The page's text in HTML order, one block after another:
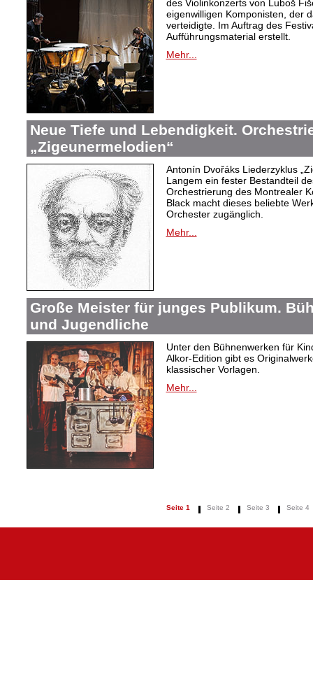
des Violinkonzerts von Luboš
eigenwilligen Komponisten, der
verteidigte. Im Auftrag des
Aufführungsmaterial erstellt.
Mehr...
Neue Tiefe und Lebendigkeit.
„Zigeunermelodien“
Antonín Dvořáks Liederzyklus
Langem ein fester Bestandteil
Orchestrierung des Montrealer
Black macht dieses beliebte
Orchester zugänglich.
Mehr...
Große Meister für junges Publikum.
und Jugendliche
Unter den Bühnenwerken für
Alkor-Edition gibt es
klassischer Vorlagen.
Mehr...
Seite 1 Seite 2 Seite 3 Seite 4